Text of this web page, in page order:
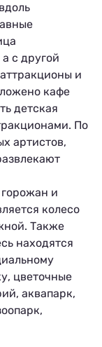
с другой
и
кафе
детская
По
артистов,
и
колесо
Также
находятся
цветочные
аквапарк,